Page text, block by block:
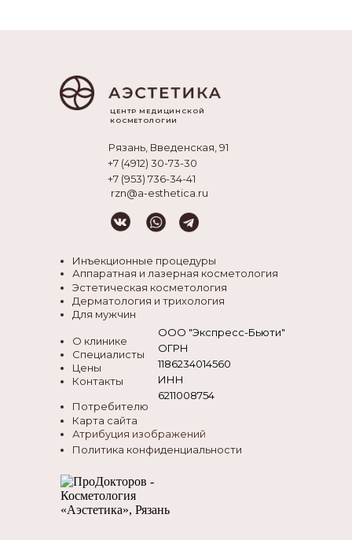
Эстетическая косметология
Дерматология и трихология
ЦЕНТР МЕДИЦИНСКОЙ
КОСМЕТОЛОГИИ
Рязань, Введенская, 91
+7 (4912) 30-73-30
+7 (953) 736-34-41
rzn@a-esthetica.ru
Инъекционные процедуры
О клинике
Карта сайта
Аппаратная и лазерная косметология
Специалисты
Цены
Контакты
Потребителю
Для мужчин
Атрибуция изображений
Политика конфиденциальности
ООО "Экспресс-Бьюти"
ОГРН
1186234014560
ИНН
6211008754